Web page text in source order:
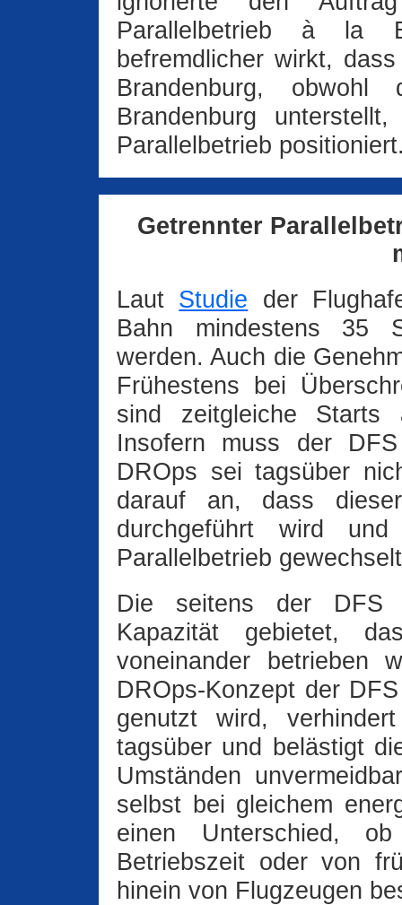
Parallelbetrieb à la
befremdlicher wirkt,
Brandenburg, obwohl
Brandenburg
Parallelbetrieb
Getrennter
Laut Studie der
Bahn mindestens 35
werden. Auch die
Frühestens bei
sind zeitgleiche Starts
Insofern muss der
DROps sei tagsüber
darauf an, dass
durchgeführt wird
Parallelbetrieb
Die seitens der DFS
Kapazität gebietet,
voneinander betrieben
DROps-Konzept der
genutzt wird,
tagsüber und belästigt
Umständen
selbst bei gleichem
einen Unterschied,
Betriebszeit oder von
hinein von Flugzeugen